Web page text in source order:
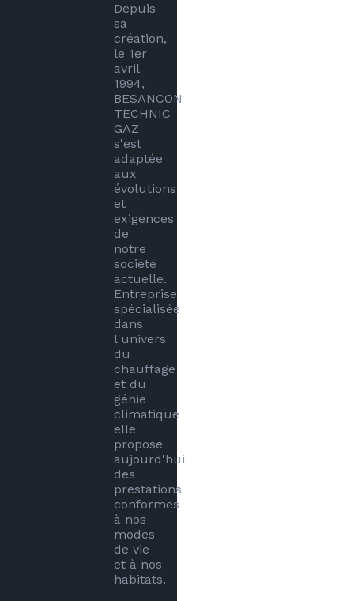
Depuis
sa
création,
le 1er
avril
1994,
BESANCON
TECHNIC
GAZ
s'est
adaptée
aux
évolutions
et
exigences
de
notre
société
actuelle.
Entreprise
spécialisée
dans
l'univers
du
chauffage
et du
génie
climatique
elle
propose
aujourd'hui
des
prestations
conformes
à nos
modes
de vie
et à nos
habitats.